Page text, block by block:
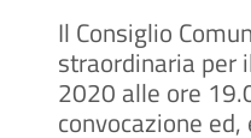
Il Consiglio
straordinaria per
2020 alle ore
convocazione